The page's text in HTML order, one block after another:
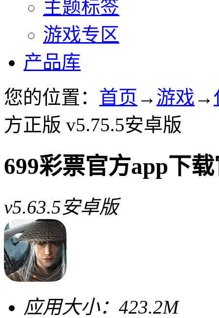
主题标签
游戏专区
产品库
您的位置： 首页 → 游戏 →
方正版 v5.75.5安卓版
699彩票官方app下
v5.63.5安卓版
应用大小： 423.2M